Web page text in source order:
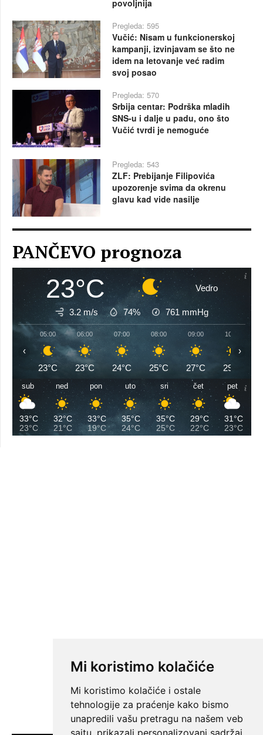
Mi koristimo kolačiće
Mi koristimo kolačiće i ostale
tehnologije za praćenje kako bismo
unapredili vašu pretragu na našem veb
sajtu, prikazali personalizovani sadržaj
povoljnija
Pregleda: 595
Vučić: Nisam u funkcionerskoj
kampanji, izvinjavam se što ne
idem na letovanje već radim
svoj posao
Pregleda: 570
Srbija centar: Podrška mladih
SNS-u i dalje u padu, ono što
Vučić tvrdi je nemoguće
Pregleda: 543
ZLF: Prebijanje Filipovića
upozorenje svima da okrenu
glavu kad vide nasilje
PANČEVO prognoza
23°C Vedro
3.2 m/s 74% 761 mmHg
05:00
23°C
06:00
23°C
07:00
24°C
08:00
25°C
09:00
27°C
10:00
29°C
‹ ›
sub
33°C
23°C
ned
32°C
21°C
pon
33°C
19°C
uto
35°C
24°C
sri
35°C
25°C
čet
29°C
22°C
pet
31°C
23°C